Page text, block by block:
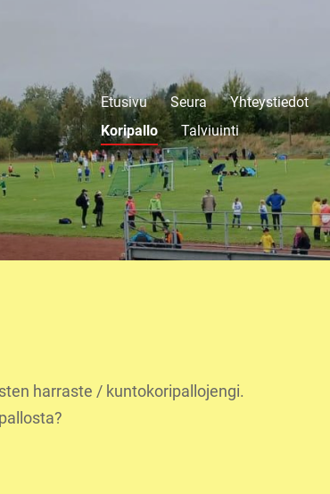
Etusivu Seura Yhteystiedot
Koripallo
Talviuinti
harraste / kuntokoripallojengi.